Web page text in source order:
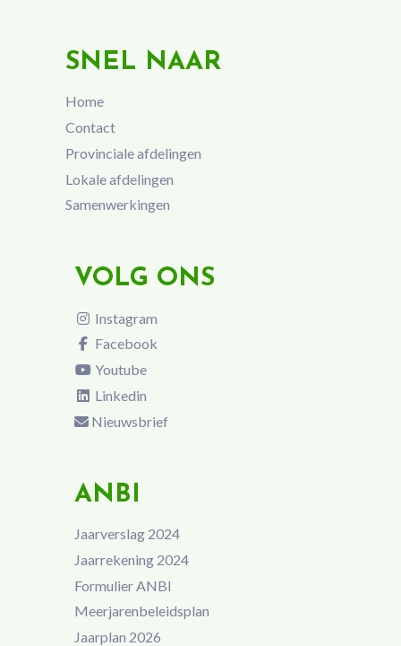
SNEL NAAR
Home
Contact
Provinciale afdelingen
Lokale afdelingen
Samenwerkingen
VOLG ONS
Instagram
Facebook
Youtube
Linkedin
Nieuwsbrief
ANBI
Jaarverslag 2024
Jaarrekening 2024
Formulier ANBI
Meerjarenbeleidsplan
Jaarplan 2026